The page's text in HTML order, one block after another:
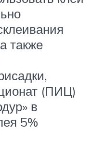
также
(ПИЦ)
в
5%